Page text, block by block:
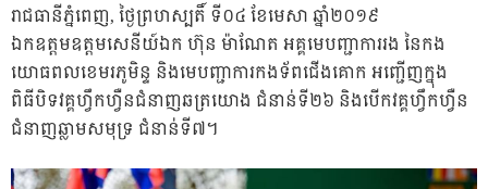
រាជធានីភ្នំពេញ, ថ្ងៃព្រហស្បតិ៍ ទី០៤ ខែមេសា ឆ្នាំ២០១៩
ឯកឧត្តមឧត្តមសេនីយ៍ឯក ហ៊ុន ម៉ាណែត អគ្គមេបញ្ជាការរង នៃកង
យោធពលខេមរភូមិន្ទ និងមេបញ្ជាការកងទ័ពជើងគោក អញ្ជើញក្នុង
ពិធីបិទវគ្គហ្វឹកហ្វឺនជំនាញឆត្រយោង ជំនាន់ទី២៦ និងបេីកវគ្គហ្វឹកហ្វឺន
ជំនាញឆ្លាមសមុទ្រ ជំនាន់ទី៧។